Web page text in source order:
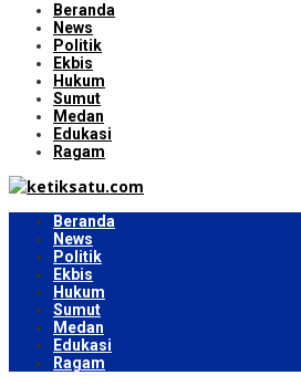
Beranda
News
Politik
Ekbis
Hukum
Sumut
Medan
Edukasi
Ragam
Beranda
News
Politik
Ekbis
Hukum
Sumut
Medan
Edukasi
Ragam